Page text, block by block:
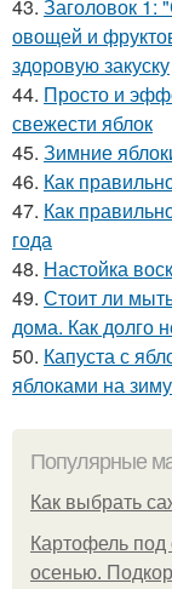
43. Заголовок 1:
овощей и
здоровую закуску
44. Просто и
свежести яблок
45. Зимние
46. Как
47. Как
года
48. Настойка
49. Стоит ли
дома. Как долго
50. Капуста с
яблоками на зиму
Популярные
Как выбрать
Картофель
осенью.